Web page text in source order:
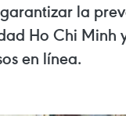
la
Ho Chi
en línea.